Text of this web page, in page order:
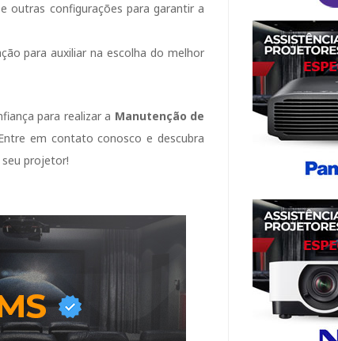
outras configurações para garantir a
para auxiliar na escolha do melhor
para realizar a Manutenção de
em contato conosco e descubra
projetor!